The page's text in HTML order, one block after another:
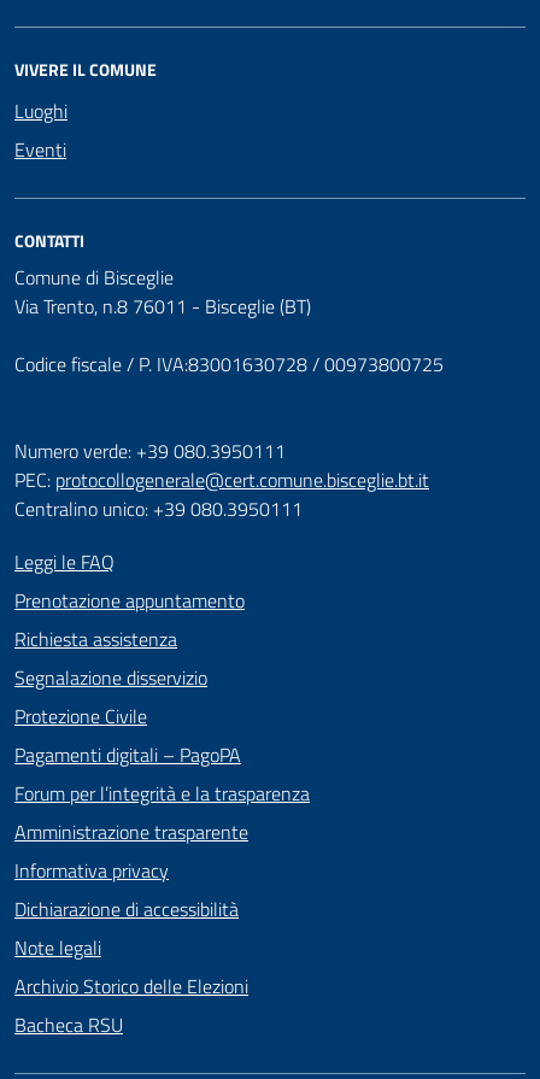
VIVERE IL COMUNE
Luoghi
Eventi
CONTATTI
Comune di Bisceglie
Via Trento, n.8 76011 - Bisceglie (BT)
Codice fiscale / P. IVA:83001630728 / 00973800725
Numero verde: +39 080.3950111
PEC: protocollogenerale@cert.comune.bisceglie.bt.it
Centralino unico: +39 080.3950111
Leggi le FAQ
Prenotazione appuntamento
Richiesta assistenza
Segnalazione disservizio
Protezione Civile
Pagamenti digitali – PagoPA
Forum per l’integrità e la trasparenza
Amministrazione trasparente
Informativa privacy
Dichiarazione di accessibilità
Note legali
Archivio Storico delle Elezioni
Bacheca RSU